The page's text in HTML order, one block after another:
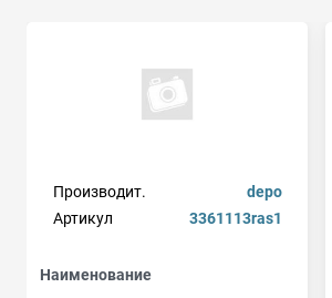
Производит.
depo
Артикул
3361113ras1
Наименование